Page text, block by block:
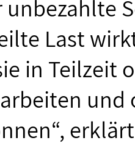
Last
in Teilzeit